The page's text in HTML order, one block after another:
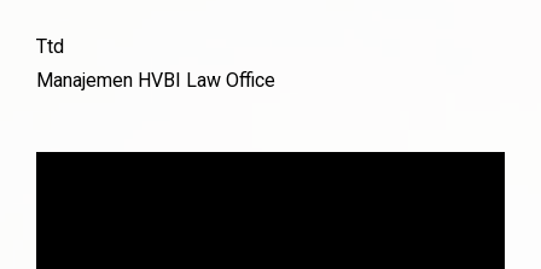
Ttd
Manajemen HVBI Law Office